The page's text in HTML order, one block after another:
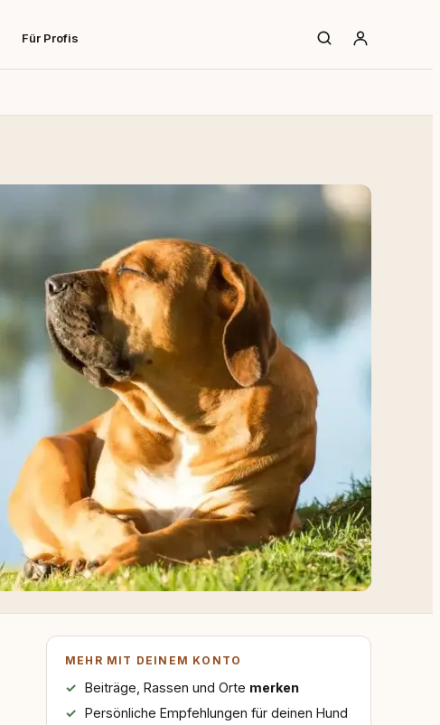
Für Profis
MEHR MIT DEINEM KONTO
Beiträge, Rassen und Orte merken
Persönliche Empfehlungen für deinen Hund